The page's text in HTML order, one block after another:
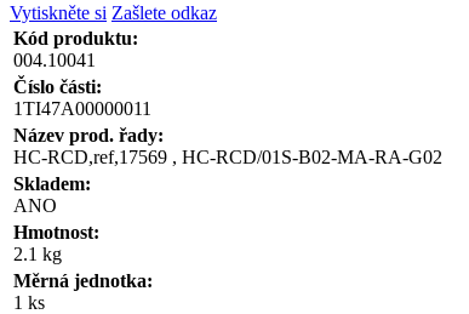
Vytiskněte si Zašlete odkaz
Kód produktu:
004.10041
Číslo části:
1TI47A00000011
Název prod. řady:
HC-RCD,ref,17569 , HC-RCD/01S-B02-MA-RA-G02
Skladem:
ANO
Hmotnost:
2.1 kg
Měrná jednotka:
1 ks